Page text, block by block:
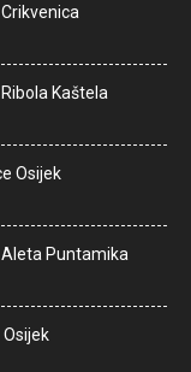
Kaštela
Osijek
Aleta Puntamika
Osijek